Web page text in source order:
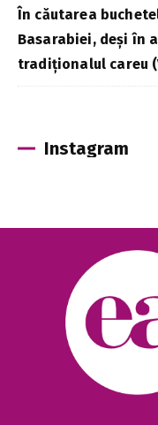
În căutarea
Basarabiei, deși în
tradiționalul careu
Instagram